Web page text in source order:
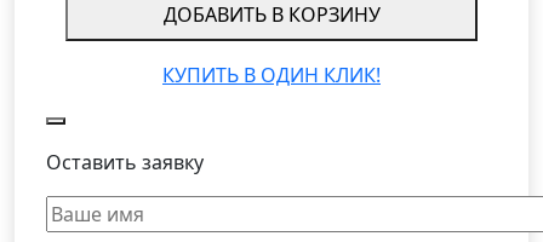
ДОБАВИТЬ В КОРЗИНУ
КУПИТЬ В ОДИН КЛИК!
Оставить заявку